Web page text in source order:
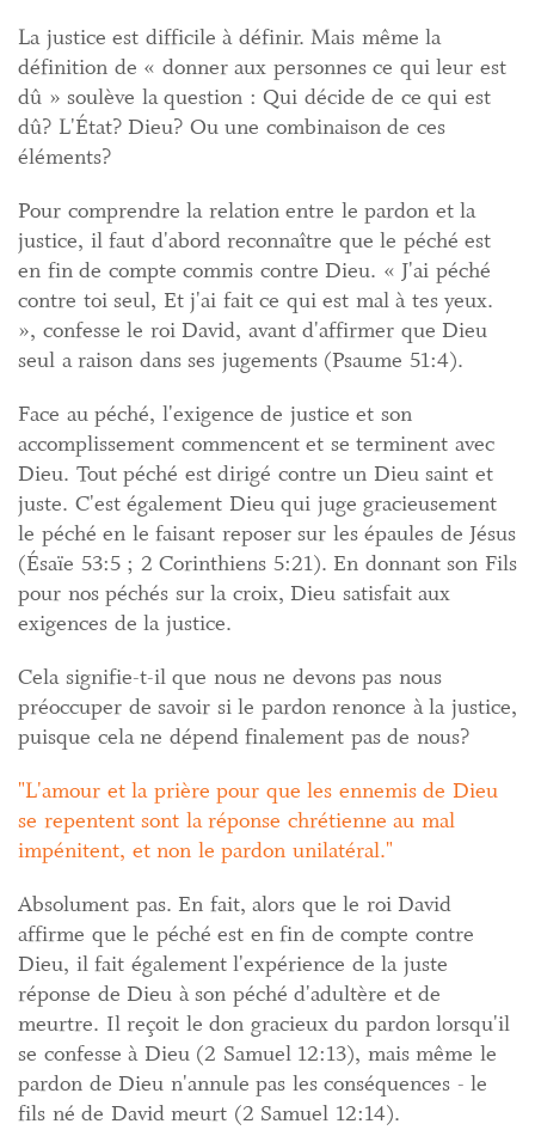
La justice est difficile à définir. Mais même la
définition de « donner aux personnes ce qui leur est
dû » soulève la question : Qui décide de ce qui est
dû? L'État? Dieu? Ou une combinaison de ces
éléments?
Pour comprendre la relation entre le pardon et la
justice, il faut d'abord reconnaître que le péché est
en fin de compte commis contre Dieu. « J'ai péché
contre toi seul, Et j'ai fait ce qui est mal à tes yeux.
», confesse le roi David, avant d'affirmer que Dieu
seul a raison dans ses jugements (Psaume 51:4).
Face au péché, l'exigence de justice et son
accomplissement commencent et se terminent avec
Dieu. Tout péché est dirigé contre un Dieu saint et
juste. C'est également Dieu qui juge gracieusement
le péché en le faisant reposer sur les épaules de Jésus
(Ésaïe 53:5 ; 2 Corinthiens 5:21). En donnant son Fils
pour nos péchés sur la croix, Dieu satisfait aux
exigences de la justice.
Cela signifie-t-il que nous ne devons pas nous
préoccuper de savoir si le pardon renonce à la justice,
puisque cela ne dépend finalement pas de nous?
L'amour et la prière pour que les ennemis de Dieu
se repentent sont la réponse chrétienne au mal
impénitent, et non le pardon unilatéral.
Absolument pas. En fait, alors que le roi David
affirme que le péché est en fin de compte contre
Dieu, il fait également l'expérience de la juste
réponse de Dieu à son péché d'adultère et de
meurtre. Il reçoit le don gracieux du pardon lorsqu'il
se confesse à Dieu (2 Samuel 12:13), mais même le
pardon de Dieu n'annule pas les conséquences - le
fils né de David meurt (2 Samuel 12:14).